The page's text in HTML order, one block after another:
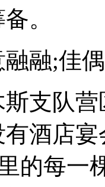
。
融;佳
支队
酒店
的每一